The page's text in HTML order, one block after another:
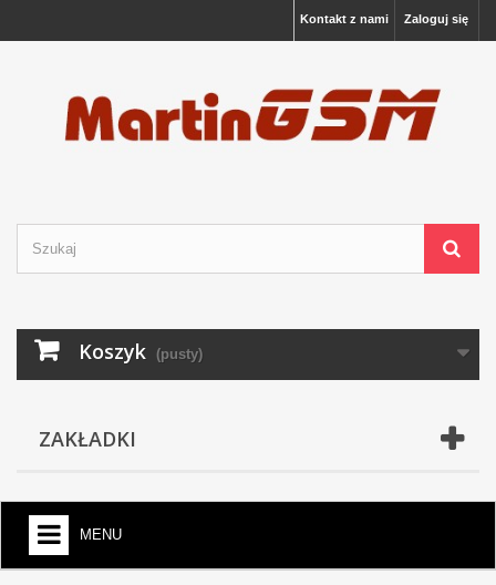
Zaloguj się
Kontakt z nami
Koszyk (pusty)
ZAKŁADKI
MENU